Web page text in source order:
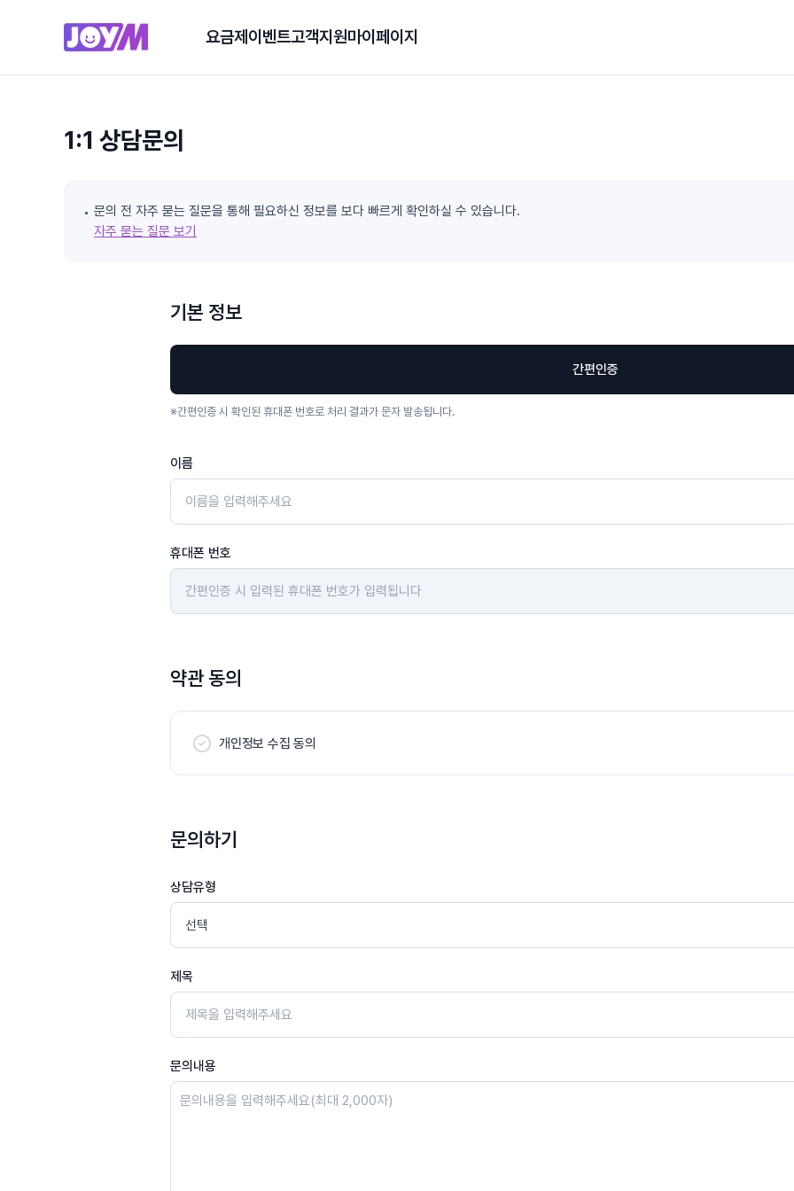
요금제 이벤트고객지원마이페이지
1:1 상담문의
문의 전 자주 묻는 질문을 통해 필요하신 정보를 보다 빠르게 확인하실 수 있습니다.
자주 묻는 질문 보기
기본 정보
간편인증
※간편인증 시 확인된 휴대폰 번호로 처리 결과가 문자 발송됩니다.
이름
휴대폰 번호
약관 동의
개인정보 수집 동의
문의하기
상담유형
제목
문의내용